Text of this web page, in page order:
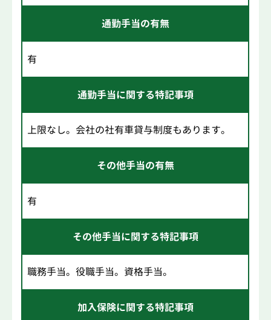
通勤手当の有無
有
通勤手当に関する特記事項
上限なし。会社の社有車貸与制度もあります。
その他手当の有無
有
その他手当に関する特記事項
職務手当。役職手当。資格手当。
加入保険に関する特記事項